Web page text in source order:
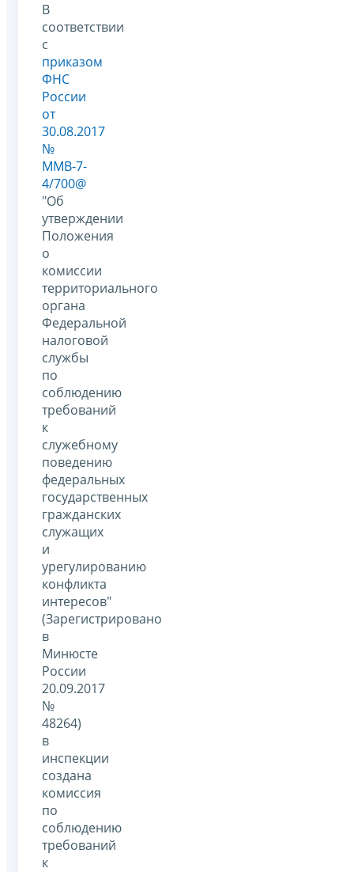
В
соответствии
с
приказом
ФНС
России
от
30.08.2017
№
ММВ-7-
4/700@
"Об
утверждении
Положения
о
комиссии
территориального
органа
Федеральной
налоговой
службы
по
соблюдению
требований
к
служебному
поведению
федеральных
государственных
гражданских
служащих
и
урегулированию
конфликта
интересов"
(Зарегистрировано
в
Минюсте
России
20.09.2017
№
48264)
в
инспекции
создана
комиссия
по
соблюдению
требований
к